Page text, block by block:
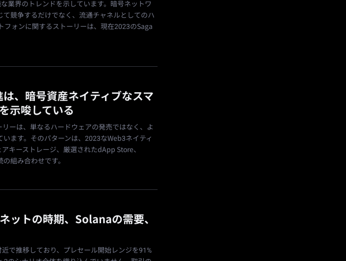
業界のトレンドを示しています。暗号ネットワ
競争するだけでなく、流通チャネルとしてのハ
ォンに関するストーリーは、現在2023のSaga
、暗号資産ネイティブなスマ
示唆している
ーは、単なるハードウェアの発売ではなく、よ
ます。そのパターンは、2023なWeb3ネイティ
キーストレージ、厳選されたdApp Store、
組み合わせです。
ットの時期、Solanaの需要、
で推移しており、プレセール開始レンジを91%